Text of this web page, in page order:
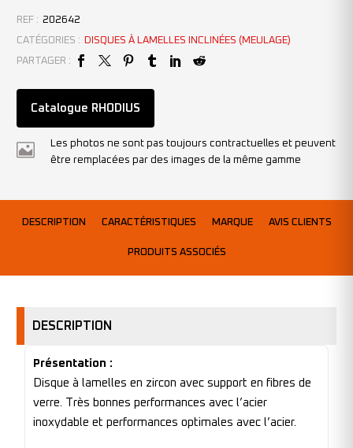
REF : 202642
CATÉGORIES :
DISQUES À LAMELLES INCLINÉES (MEULAGE)
PARTAGER :
Catalogue RHODIUS
Les photos ne sont pas toujours contractuelles et peuvent
être remplacées par des images de la même gamme
DESCRIPTION CARACTÉRISTIQUES MARQUE AVIS CLIENTS
PRODUITS ASSOCIÉS
DESCRIPTION
Présentation :
Disque à lamelles en zircon avec support en fibres de
verre. Très bonnes performances avec l’acier
inoxydable et performances optimales avec l’acier.